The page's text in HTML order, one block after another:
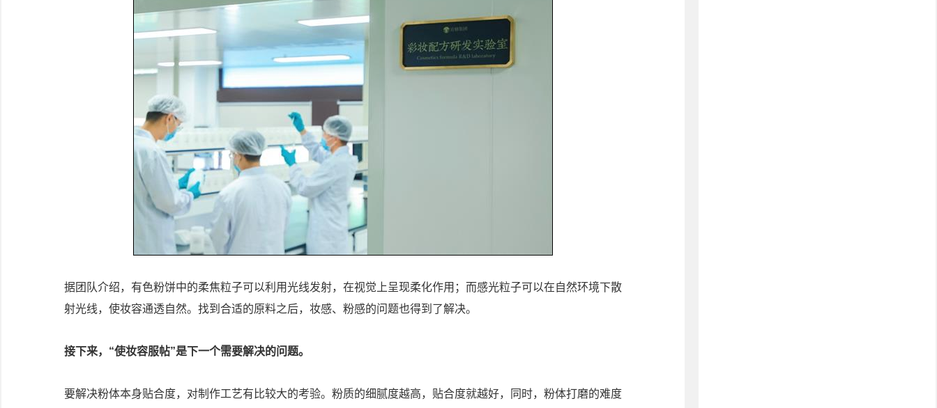
据团队介绍，有色粉饼中的柔焦粒子可以利用光线发射，在视觉上呈现柔化作用；而感光粒子可以在自然环境下散
射光线，使妆容通透自然。找到合适的原料之后，妆感、粉感的问题也得到了解决。
接下来，“使妆容服帖”是下一个需要解决的问题。
要解决粉体本身贴合度，对制作工艺有比较大的考验。粉质的细腻度越高，贴合度就越好，同时，粉体打磨的难度